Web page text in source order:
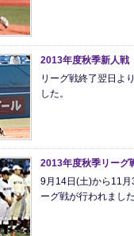
2013年度秋季新人戦
リーグ戦終了翌日よ
した。
2013年度秋季リーグ
9月14日(土)から11
ーグ戦が行われまし